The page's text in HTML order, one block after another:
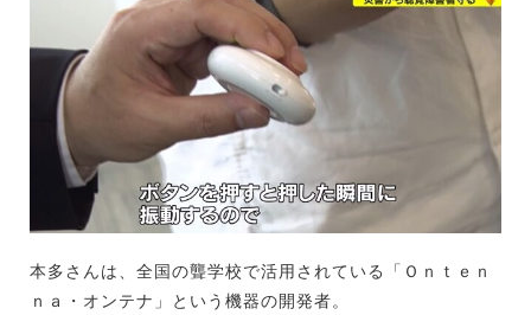
本多さんは、全国の聾学校で活用されている「Ｏｎｔｅｎ
ｎａ・オンテナ」という機器の開発者。